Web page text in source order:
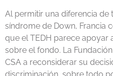
Al permitir una diferencia de
síndrome de Down, Francia
que el TEDH parece apoyar
sobre el fondo. La
CSA a reconsiderar su